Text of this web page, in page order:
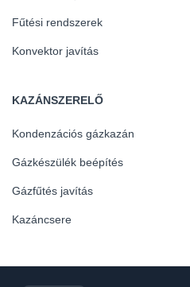
Fűtési rendszerek
Konvektor javítás
KAZÁNSZERELŐ
Kondenzációs gázkazán
Gázkészülék beépítés
Gázfűtés javítás
Kazáncsere